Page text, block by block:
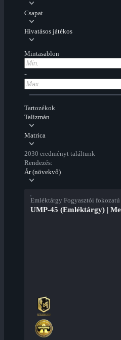
Csapat
Hivatásos játékos
Mintasablon
-
Tartozékok
Talizmán
Matrica
2030 eredményt találtunk
Rendezés:
Ár (növekvő)
Emléktárgy Fogyasztói
UMP-45 (Emléktárgy) |